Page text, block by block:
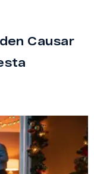
Causar